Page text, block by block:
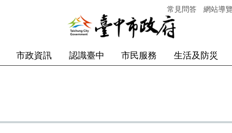
常見問答 網站導
市政資訊 認識臺中 市民服務 生活及防災